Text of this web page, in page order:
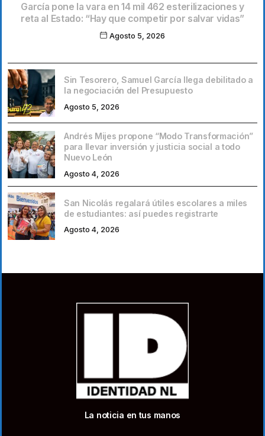
García pone la vara en 14 mil 462 esterilizaciones y
reta al Estado: “Hay que competir por salvar vidas”
Agosto 5, 2026
Sin Tesorero, Samuel García llega debilitado a
la negociación del Presupuesto
Agosto 5, 2026
Andrés Mijes propone “Modo Transformación”
para llevar inversión y justicia social a todo
Nuevo León
Agosto 4, 2026
San Nicolás regalará útiles escolares a miles
de estudiantes: así puedes registrarte
Agosto 4, 2026
La noticia en tus manos